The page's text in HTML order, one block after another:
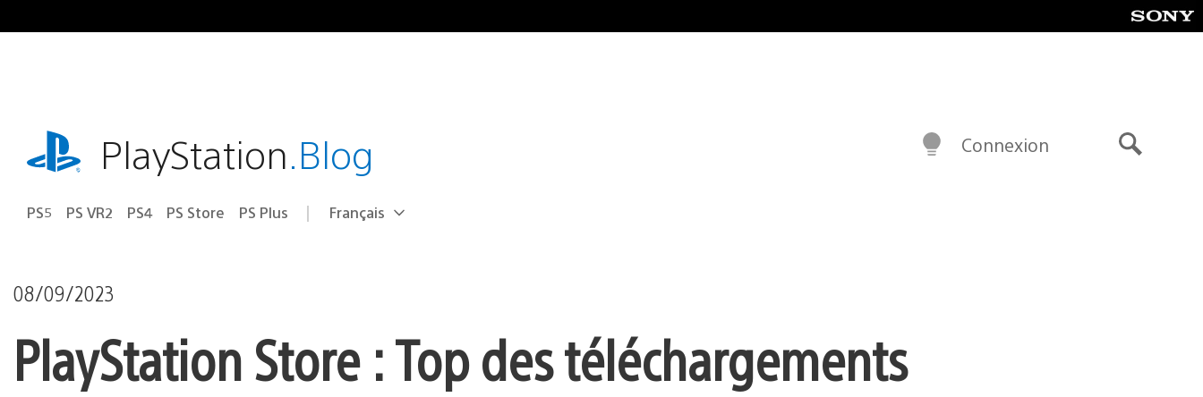
au
playstation.comPlayStation.Blog
PS5 PS VR2 PS4 PS Store PS Plus Choisir
Région
Français
Connexion
08/09/2023
PlayStation Store : Top des téléchargements